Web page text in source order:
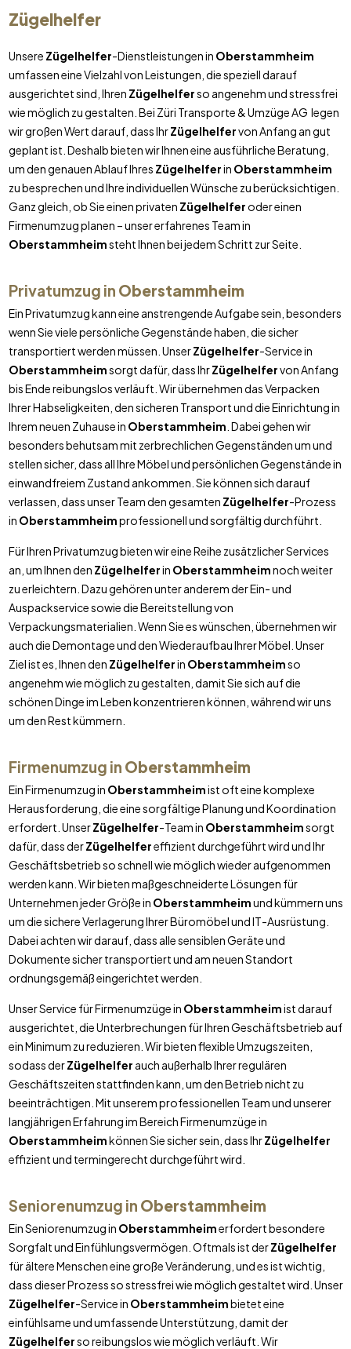
Zügelhelfer
Unsere Zügelhelfer-Dienstleistungen in Oberstammheim
umfassen eine Vielzahl von Leistungen, die speziell darauf
ausgerichtet sind, Ihren Zügelhelferso angenehm und stressfrei
wie möglich zu gestalten. Bei Züri Transporte & Umzüge AG legen
wir großen Wert darauf, dass IhrZügelhelfervon Anfang an gut
geplant ist. Deshalb bieten wir Ihnen eine ausführliche Beratung,
um den genauen Ablauf Ihres Zügelhelferin Oberstammheim
zu besprechen und Ihre individuellen Wünsche zu berücksichtigen.
Ganz gleich, ob Sie einen privaten Zügelhelferoder einen
Firmenumzug planen – unser erfahrenes Team in
Oberstammheimsteht Ihnen bei jedem Schritt zur Seite.
Privatumzug in Oberstammheim
Ein Privatumzug kann eine anstrengende Aufgabe sein, besonders
wenn Sie viele persönliche Gegenstände haben, die sicher
transportiert werden müssen. UnserZügelhelfer-Service in
Oberstammheimsorgt dafür, dass IhrZügelhelfervon Anfang
bis Ende reibungslos verläuft. Wir übernehmen das Verpacken
Ihrer Habseligkeiten, den sicheren Transport und die Einrichtung in
Ihrem neuen Zuhause in Oberstammheim . Dabei gehen wir
besonders behutsam mit zerbrechlichen Gegenständen um und
stellen sicher, dass all Ihre Möbel und persönlichen Gegenstände in
einwandfreiem Zustand ankommen. Sie können sich darauf
verlassen, dass unser Team den gesamten Zügelhelfer-Prozess
in Oberstammheimprofessionell und sorgfältig durchführt.
Für Ihren Privatumzug bieten wir eine Reihe zusätzlicher Services
an, um Ihnen den Zügelhelferin Oberstammheimnoch weiter
zu erleichtern. Dazu gehören unter anderem der Ein- und
Auspackservice sowie die Bereitstellung von
Verpackungsmaterialien. Wenn Sie es wünschen, übernehmen wir
auch die Demontage und den Wiederaufbau Ihrer Möbel. Unser
Ziel ist es, Ihnen den Zügelhelferin Oberstammheimso
angenehm wie möglich zu gestalten, damit Sie sich auf die
schönen Dinge im Leben konzentrieren können, während wir uns
um den Rest kümmern.
Firmenumzug in Oberstammheim
Ein Firmenumzug in Oberstammheimist oft eine komplexe
Herausforderung, die eine sorgfältige Planung und Koordination
erfordert. UnserZügelhelfer-Team in Oberstammheimsorgt
dafür, dass derZügelhelfereffizient durchgeführt wird und Ihr
Geschäftsbetrieb so schnell wie möglich wieder aufgenommen
werden kann. Wir bieten maßgeschneiderte Lösungen für
Unternehmen jeder Größe in Oberstammheimund kümmern uns
um die sichere Verlagerung Ihrer Büromöbel und IT-Ausrüstung.
Dabei achten wir darauf, dass alle sensiblen Geräte und
Dokumente sicher transportiert und am neuen Standort
ordnungsgemäß eingerichtet werden.
Unser Service für Firmenumzüge in Oberstammheimist darauf
ausgerichtet, die Unterbrechungen für Ihren Geschäftsbetrieb auf
ein Minimum zu reduzieren. Wir bieten flexible Umzugszeiten,
sodass derZügelhelfer auch außerhalb Ihrer regulären
Geschäftszeiten stattfinden kann, um den Betrieb nicht zu
beeinträchtigen. Mit unserem professionellen Team und unserer
langjährigen Erfahrung im Bereich Firmenumzüge in
Oberstammheimkönnen Sie sicher sein, dass IhrZügelhelfer
effizient und termingerecht durchgeführt wird.
Seniorenumzug in Oberstammheim
Ein Seniorenumzug in Oberstammheimerfordert besondere
Sorgfalt und Einfühlungsvermögen. Oftmals ist derZügelhelfer
für ältere Menschen eine große Veränderung, und es ist wichtig,
dass dieser Prozess so stressfrei wie möglich gestaltet wird. Unser
Zügelhelfer-Service in Oberstammheimbietet eine
einfühlsame und umfassende Unterstützung, damit der
Zügelhelferso reibungslos wie möglich verläuft. Wir